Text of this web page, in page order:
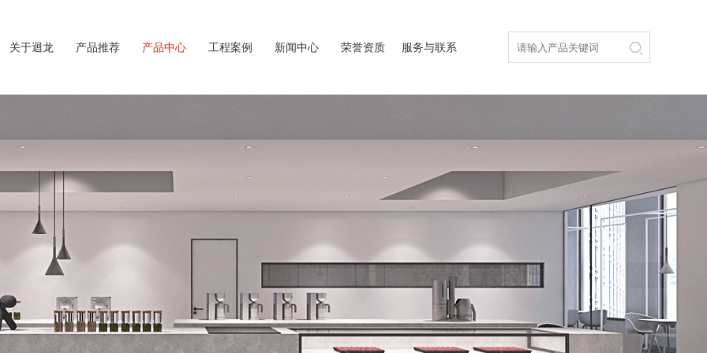
关于迴龙 产品推荐 产品中心 工程案例 新闻中心 荣誉资质 服务与联系